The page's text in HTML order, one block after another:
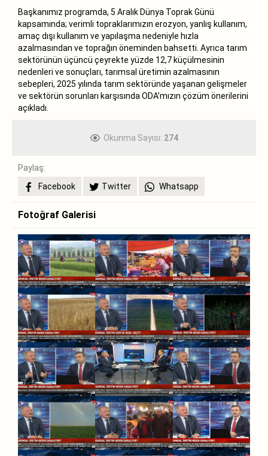
Başkanımız programda, 5 Aralık Dünya Toprak Günü
kapsamında; verimli topraklarımızın erozyon, yanlış kullanım,
amaç dışı kullanım ve yapılaşma nedeniyle hızla
azalmasından ve toprağın öneminden bahsetti. Ayrıca tarım
sektörünün üçüncü çeyrekte yüzde 12,7 küçülmesinin
nedenleri ve sonuçları, tarımsal üretimin azalmasının
sebepleri, 2025 yılında tarım sektöründe yaşanan gelişmeler
ve sektörün sorunları karşısında ODA’mızın çözüm önerilerini
açıkladı.
Okunma Sayısı: 274
Paylaş:
Facebook
Twitter Whatsapp
Fotoğraf Galerisi